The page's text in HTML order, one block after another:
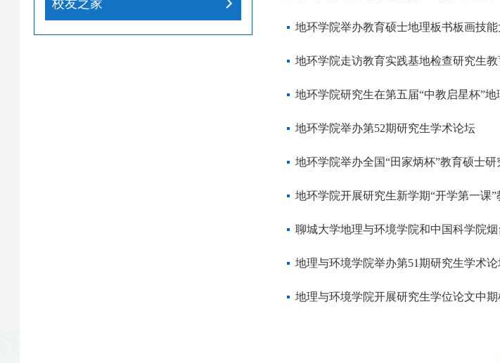
校友之家
地环学院举办教育硕士地理板书板画技能
地环学院走访教育实践基地检查研究生
地环学院研究生在第五届“中教启星杯”
地环学院举办第52期研究生学术论坛
地环学院举办全国“田家炳杯”教育硕士
地环学院开展研究生新学期“开学第一课”
聊城大学地理与环境学院和中国科学院
地理与环境学院举办第51期研究生学术论
地理与环境学院开展研究生学位论文中